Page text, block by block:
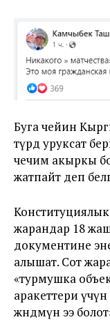
Буга чейин
түрдө уруксат
чечим акыркы
жатпайт деп
Конституциялык
жарандар 18
документине
алышат. Сот
«турмушка
аракеттери
жөндөмүнө ээ